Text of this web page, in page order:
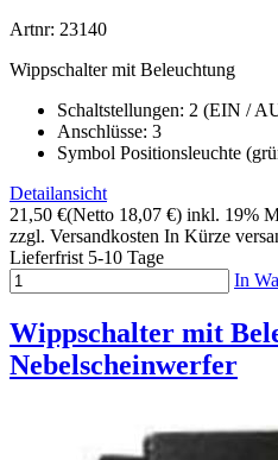
Artnr: 23140
Wippschalter mit Beleuchtung
Schaltstellungen: 2 (EIN /
Anschlüsse: 3
Symbol Positionsleuchte
Detailansicht
21,50 €(Netto 18,07 €) inkl. 19%
zzgl. Versandkosten In Kürze
Lieferfrist 5-10 Tage
In
Wippschalter mit
Nebelscheinwerfer